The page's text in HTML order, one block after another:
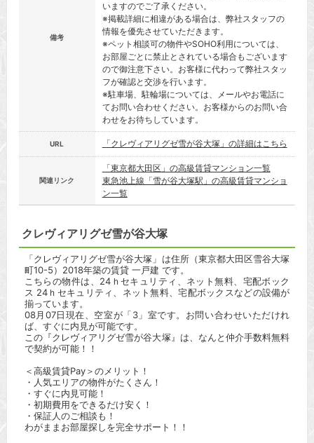
備考
いますのでご了承ください。
※掲載詳細に相違がある場合は、弊社スタッフの
情報を優先させていただきます。
※ペット相談可の物件やSOHO利用については、
お部屋ごとに禁止とされている場合もございます
ので御注意下さい。お客様に代わって弊社スタッ
フが確認と交渉を行います。
※駐車場、駐輪場については、メールやお電話に
てお問い合わせください。お客様からのお問い合
わせをお待ちしています。
URL 「クレヴィアリグゼ雪が谷大塚」の詳細はこちら
関連リンク
「東京都大田区」の高級賃貸マンション一覧
東急池上線「雪が谷大塚駅」の高級賃貸マンショ
ン一覧
クレヴィアリグゼ雪が谷大塚
「クレヴィアリグゼ雪が谷大塚」は住所（東京都大田区雪谷大塚
町10-5）2018年築の賃貸 一戸建 です。
こちらの物件は、24ｈセキュリティ、ネット無料、宅配ボック
ス 24ｈセキュリティ、ネット無料、宅配ボックスなどの設備が
揃っています。
08月07日現在、空室が「3」室です。お問い合わせいただけれ
ば、すぐに内見が可能です。
この『クレヴィアリグゼ雪が谷大塚』は、なんと仲介手数料無料
で契約が可能！！
＜高級賃貸Pay＞のメリット！
・人気エリアの物件がたくさん！
・すぐに内見可能！
・初期費用をできるだけ安く！
・保証人のご相談も！
わがままお部屋探しを完全サポート！！